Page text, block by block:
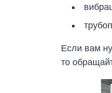
Если вам
то